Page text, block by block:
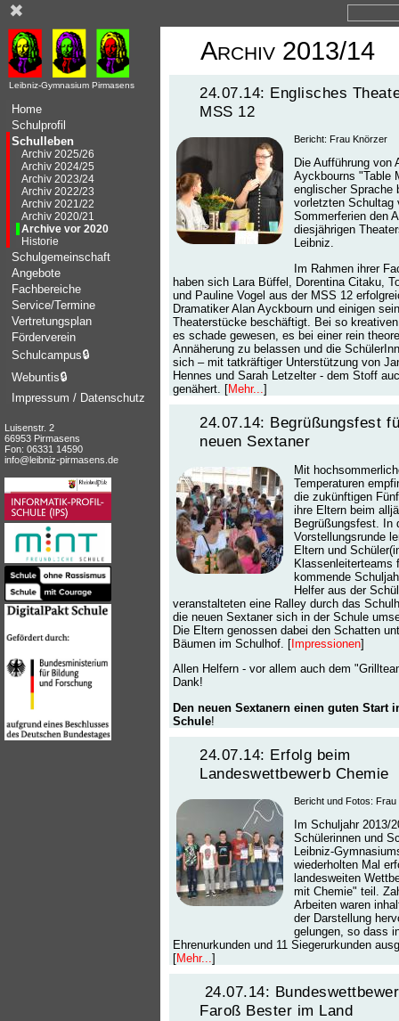
Leibniz-Gymnasium Pirmasens
Home
Schulprofil
Schulleben
Archiv 2025/26
Archiv 2024/25
Archiv 2023/24
Archiv 2022/23
Archiv 2021/22
Archiv 2020/21
Archive vor 2020
Historie
Schulgemeinschaft
Angebote
Fachbereiche
Service/Termine
Vertretungsplan
Förderverein
Schulcampus🔒
Webuntis🔒
Impressum / Datenschutz
Luisenstr. 2
66953 Pirmasens
Fon: 06331 14590
info@leibniz-pirmasens.de
Archiv 2013/14
24.07.14: Englisches
MSS 12
Bericht: Frau Knörzer
Die Aufführung von
Ayckbourns "Table
englischer Sprache
vorletzten Schultag
Sommerferien den
diesjährigen
Leibniz.
Im Rahmen ihrer
haben sich Lara Büffel, Dorentina Citaku,
und Pauline Vogel aus der MSS 12
Dramatiker Alan Ayckbourn und einigen
Theaterstücke beschäftigt. Bei so
es schade gewesen, es bei einer rein
Annäherung zu belassen und die
sich – mit tatkräftiger Unterstützung von
Hennes und Sarah Letzelter - dem Stoff
genähert. [Mehr... ]
24.07.14: Begrüßungsfest
neuen Sextaner
Mit
Temperaturen
die zukünftigen
ihre Eltern beim
Begrüßungsfest. In
Vorstellungsrunde
Eltern und
Klassenleiterteams
kommende
Helfer aus der
veranstalteten eine Ralley durch das
die neuen Sextaner sich in der Schule
Die Eltern genossen dabei den Schatten
Bäumen im Schulhof. [ Impressionen]
Allen Helfern - vor allem auch dem
Dank!
Den neuen Sextanern einen guten Start
Schule!
24.07.14: Erfolg beim
Landeswettbewerb Chemie
Bericht und Fotos: Frau
Im Schuljahr 2013/
Schülerinnen und
Leibniz-
wiederholten Mal
landesweiten
mit Chemie" teil.
Arbeiten waren
der Darstellung
gelungen, so dass
Ehrenurkunden und 11 Siegerurkunden
[Mehr...]
24.07.14:
Faroß Bester im Land
✖